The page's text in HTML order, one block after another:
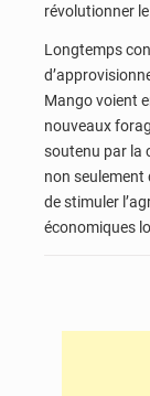
révolutionner
Longtemps
Mango voient
nouveaux
soutenu par la
non seulement
de stimuler
économiques